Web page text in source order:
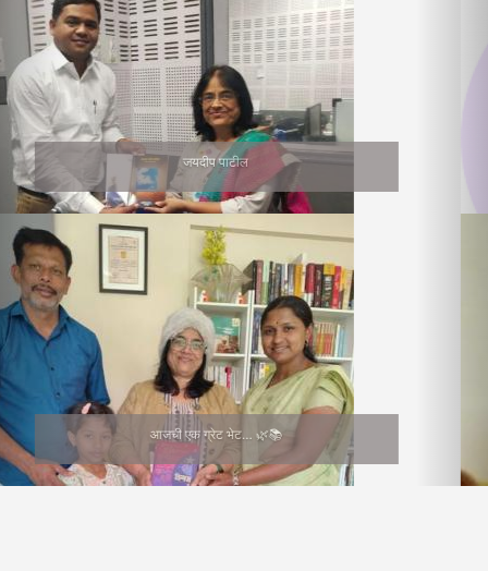
सुनीता भागवत
Medha Joshi